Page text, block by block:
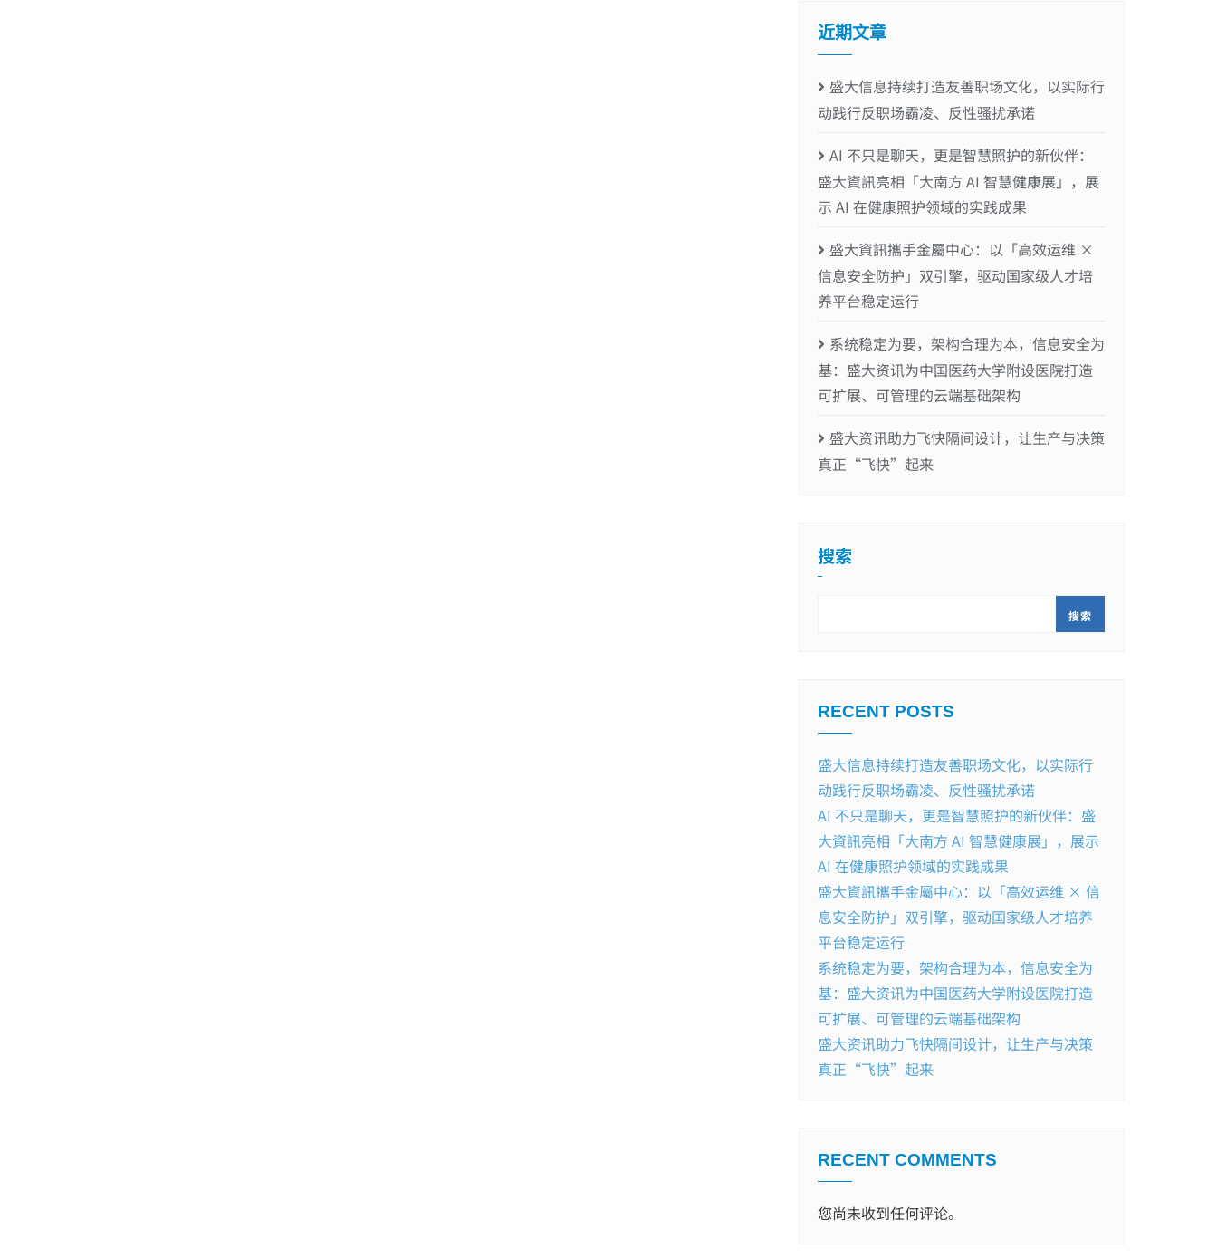
近期文章
盛大信息持续打造友善职场文化，以实际行
动践行反职场霸凌、反性骚扰承诺
AI 不只是聊天，更是智慧照护的新伙伴：
盛大資訊亮相「大南方 AI 智慧健康展」，展
示 AI 在健康照护领域的实践成果
盛大資訊攜手金屬中心：以「高效运维 ×
信息安全防护」双引擎，驱动国家级人才培
养平台稳定运行
系统稳定为要，架构合理为本，信息安全为
基：盛大资讯为中国医药大学附设医院打造
可扩展、可管理的云端基础架构
盛大资讯助力飞快隔间设计，让生产与决策
真正“飞快”起来
搜索
搜索
RECENT POSTS
盛大信息持续打造友善职场文化，以实际行
动践行反职场霸凌、反性骚扰承诺
AI 不只是聊天，更是智慧照护的新伙伴：盛
大資訊亮相「大南方 AI 智慧健康展」，展示
AI 在健康照护领域的实践成果
盛大資訊攜手金屬中心：以「高效运维 × 信
息安全防护」双引擎，驱动国家级人才培养
平台稳定运行
系统稳定为要，架构合理为本，信息安全为
基：盛大资讯为中国医药大学附设医院打造
可扩展、可管理的云端基础架构
盛大资讯助力飞快隔间设计，让生产与决策
真正“飞快”起来
RECENT COMMENTS
您尚未收到任何评论。